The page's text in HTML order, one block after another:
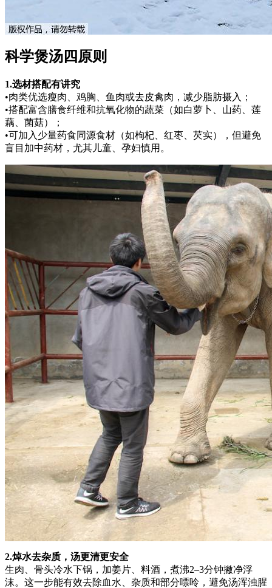
科学煲汤四原则
1.选材搭配有讲究
•肉类优选瘦肉、鸡胸、鱼肉或去皮禽肉，减少脂肪摄入；
•搭配富含膳食纤维和抗氧化物的蔬菜（如白萝卜、山药、莲
藕、菌菇）；
•可加入少量药食同源食材（如枸杞、红枣、芡实），但避免
盲目加中药材，尤其儿童、孕妇慎用。
2.焯水去杂质，汤更清更安全
生肉、骨头冷水下锅，加姜片、料酒，煮沸2–3分钟撇净浮
沫。这一步能有效去除血水、杂质和部分嘌呤，避免汤浑浊腥